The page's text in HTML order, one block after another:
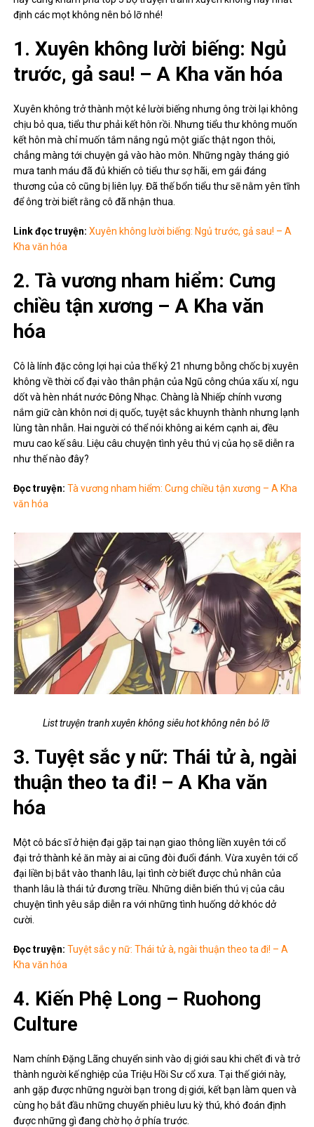
định các mọt không nên bỏ lỡ nhé!
1. Xuyên không lười biếng: Ngủ
trước, gả sau! – A Kha văn hóa
Xuyên không trở thành một kẻ lười biếng nhưng ông trời lại không
chịu bỏ qua, tiểu thư phải kết hôn rồi. Nhưng tiểu thư không muốn
kết hôn mà chỉ muốn tắm nắng ngủ một giấc thật ngon thôi,
chẳng màng tới chuyện gả vào hào môn. Những ngày tháng gió
mưa tanh máu đã đủ khiến cô tiểu thư sợ hãi, em gái đáng
thương của cô cũng bị liên lụy. Đã thế bổn tiểu thư sẽ nằm yên tĩnh
để ông trời biết rằng cô đã nhận thua.
Link đọc truyện:Xuyên không lười biếng: Ngủ trước, gả sau! – A
Kha văn hóa
2. Tà vương nham hiểm: Cưng
chiều tận xương – A Kha văn
hóa
Cô là lính đặc công lợi hại của thế kỷ 21 nhưng bỗng chốc bị xuyên
không về thời cổ đại vào thân phận của Ngũ công chúa xấu xí, ngu
dốt và hèn nhát nước Đông Nhạc. Chàng là Nhiếp chính vương
nắm giữ càn khôn nơi dị quốc, tuyệt sắc khuynh thành nhưng lạnh
lùng tàn nhẫn. Hai người có thể nói không ai kém cạnh ai, đều
mưu cao kế sâu. Liệu câu chuyện tình yêu thú vị của họ sẽ diễn ra
như thế nào đây?
Đọc truyện:Tà vương nham hiểm: Cưng chiều tận xương – A Kha
văn hóa
List truyện tranh xuyên không siêu hot không nên bỏ lỡ
3. Tuyệt sắc y nữ: Thái tử à, ngài
thuận theo ta đi! – A Kha văn
hóa
Một cô bác sĩ ở hiện đại gặp tai nạn giao thông liền xuyên tới cổ
đại trở thành kẻ ăn mày ai ai cũng đòi đuổi đánh. Vừa xuyên tới cổ
đại liền bị bắt vào thanh lâu, lại tình cờ biết được chủ nhân của
thanh lâu là thái tử đương triều. Những diễn biến thú vị của câu
chuyện tình yêu sắp diễn ra với những tình huống dở khóc dở
cười.
Đọc truyện:Tuyệt sắc y nữ: Thái tử à, ngài thuận theo ta đi! – A
Kha văn hóa
4. Kiến Phệ Long – Ruohong
Culture
Nam chính Đặng Lãng chuyển sinh vào dị giới sau khi chết đi và trở
thành người kế nghiệp của Triệu Hồi Sư cổ xưa. Tại thế giới này,
anh gặp được những người bạn trong dị giới, kết bạn làm quen và
cùng họ bắt đầu những chuyến phiêu lưu kỳ thú, khó đoán định
được những gì đang chờ họ ở phía trước.